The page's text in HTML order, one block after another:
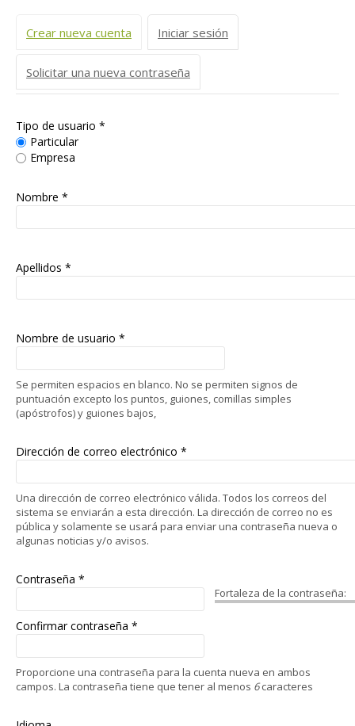
Solapas principales
Crear nueva cuenta (solapa activa)
Iniciar sesión
Solicitar una nueva contraseña
Tipo de usuario *
Particular
Empresa
Nombre *
Apellidos *
Nombre de usuario *
Se permiten espacios en blanco. No se permiten signos de
puntuación excepto los puntos, guiones, comillas simples
(apóstrofos) y guiones bajos,
Dirección de correo electrónico *
Una dirección de correo electrónico válida. Todos los correos del
sistema se enviarán a esta dirección. La dirección de correo no es
pública y solamente se usará para enviar una contraseña nueva o
algunas noticias y/o avisos.
Fortaleza de la contraseña:
Contraseña *
Confirmar contraseña *
Proporcione una contraseña para la cuenta nueva en ambos
campos. La contraseña tiene que tener al menos 6caracteres